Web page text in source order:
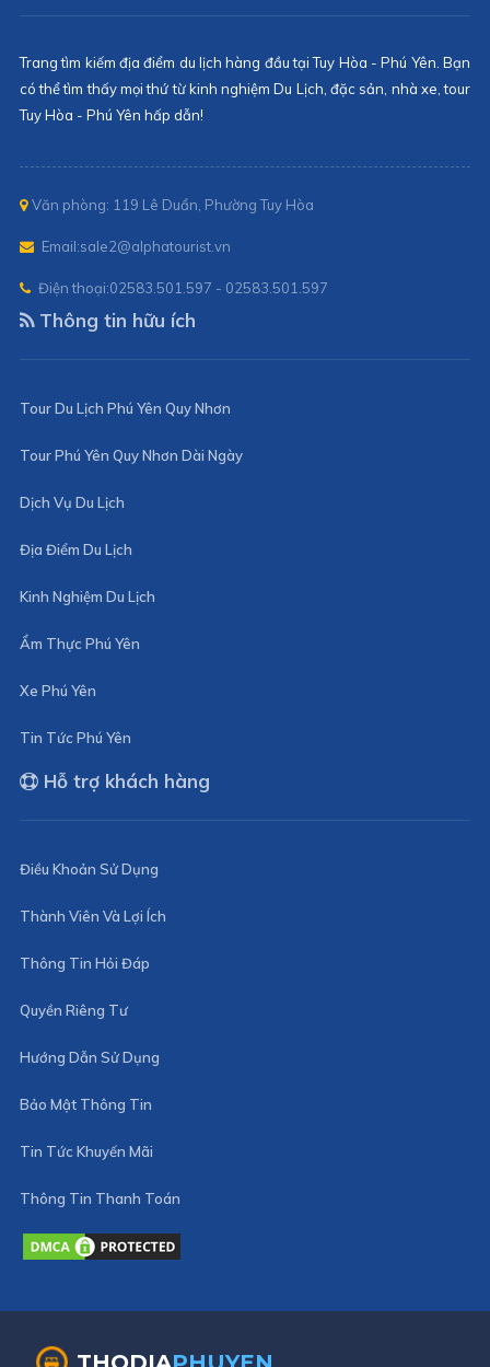
Trang tìm kiếm địa điểm du lịch hàng đầu tại Tuy Hòa - Phú Yên. Bạn
có thể tìm thấy mọi thứ từ kinh nghiệm Du Lịch, đặc sản, nhà xe, tour
Tuy Hòa - Phú Yên hấp dẫn!
Văn phòng: 119 Lê Duẩn, Phường Tuy Hòa
Email:sale2@alphatourist.vn
Điện thoại:02583.501.597 - 02583.501.597
Thông tin hữu ích
Tour Du Lịch Phú Yên Quy Nhơn
Tour Phú Yên Quy Nhơn Dài Ngày
Dịch Vụ Du Lịch
Địa Điểm Du Lịch
Kinh Nghiệm Du Lịch
Ẩm Thực Phú Yên
Xe Phú Yên
Tin Tức Phú Yên
Hỗ trợ khách hàng
Điều Khoản Sử Dụng
Thành Viên Và Lợi Ích
Thông Tin Hỏi Đáp
Quyền Riêng Tư
Hướng Dẫn Sử Dụng
Bảo Mật Thông Tin
Tin Tức Khuyến Mãi
Thông Tin Thanh Toán